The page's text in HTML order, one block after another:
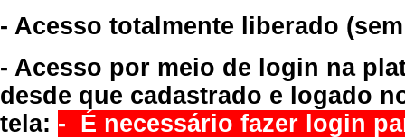
- Acesso totalmente liberado
- Acesso por meio de login na
desde que cadastrado e logado
tela: - É necessário fazer login